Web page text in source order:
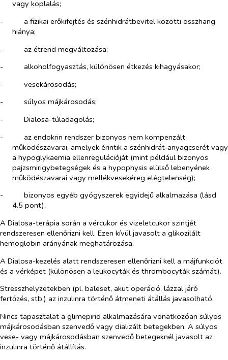
vagy koplalás;
-​
a fizikai erőkifejtés és szénhidrátbevitel közötti összhang
hiánya;
-​
az étrend megváltozása;
-​
alkoholfogyasztás, különösen étkezés kihagyásakor;
-​
vesekárosodás;
-​
súlyos májkárosodás;
-​
Dialosa-túladagolás;
-​
az endokrin rendszer bizonyos nem kompenzált
működészavarai, amelyek érintik a szénhidrát‑anyagcserét vagy
a hypoglykaemia ellenregulációját (mint például bizonyos
pajzsmirigybetegségek és a hypophysis elülső lebenyének
működészavarai vagy mellékvesekéreg elégtelenség);
-​
bizonyos egyéb gyógyszerek egyidejű alkalmazása (lásd
4.5 pont).
A Dialosa-terápia során a vércukor és vizeletcukor szintjét
rendszeresen ellenőrizni kell. Ezen kívül javasolt a glikozilált
hemoglobin arányának meghatározása.
A Dialosa-kezelés alatt rendszeresen ellenőrizni kell a májfunkciót
és a vérképet (különösen a leukocyták és thrombocyták számát).
Stresszhelyzetekben (pl. baleset, akut operáció, lázzal járó
fertőzés, stb.) az inzulinra történő átmeneti átállás javasolható.
Nincs tapasztalat a glimepirid alkalmazására vonatkozóan súlyos
májkárosodásban szenvedő vagy dializált betegekben. A súlyos
vese- vagy májkárosodásban szenvedő betegeknél javasolt az
inzulinra történő átállítás.